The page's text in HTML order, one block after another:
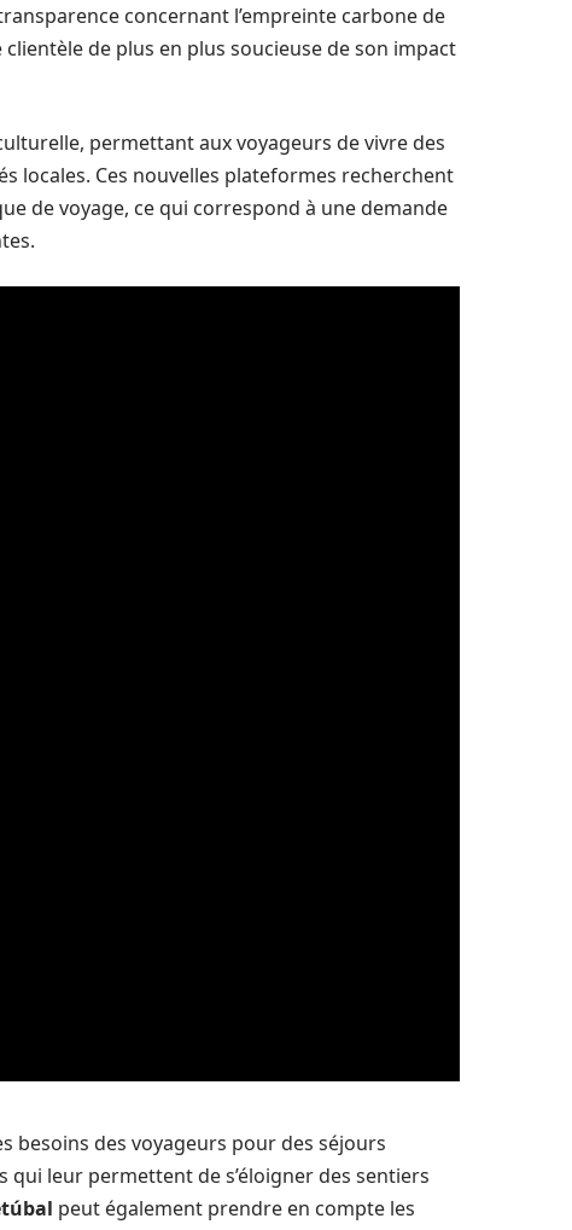
concernant l’empreinte carbone de
de plus en plus soucieuse de son impact
permettant aux voyageurs de vivre des
locales. Ces nouvelles plateformes recherchent
de voyage, ce qui correspond à une demande
besoins des voyageurs pour des séjours
leur permettent de s’éloigner des sentiers
peut également prendre en compte les